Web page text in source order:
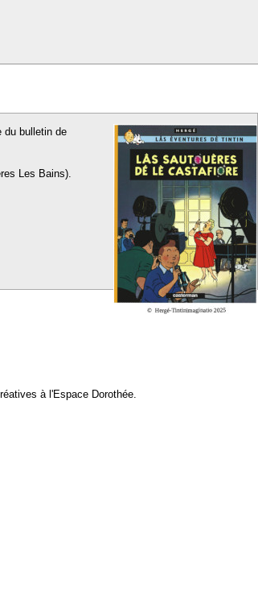
du bulletin de
Les Bains).
à l'Espace Dorothée.